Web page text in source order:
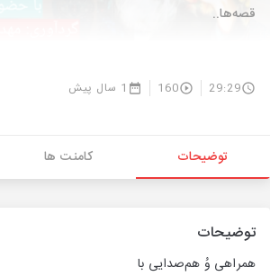
قصه‌ها..
29:29
160 1 سال پیش
توضیحات کامنت ها
توضیحات
همراهی وُ هم‌صدایی با